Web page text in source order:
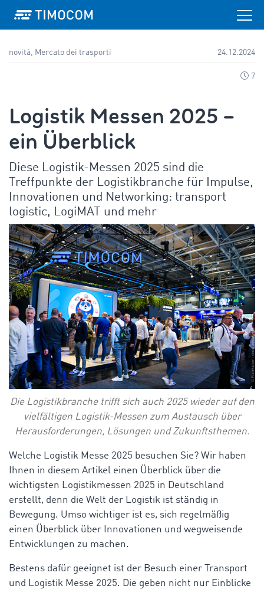
novità, Mercato dei trasporti 24.12.2024
7
Logistik Messen 2025 –
ein Überblick
Diese Logistik-Messen 2025 sind die
Treffpunkte der Logistikbranche für Impulse,
Innovationen und Networking: transport
logistic, LogiMAT und mehr
Die Logistikbranche trifft sich auch 2025 wieder auf den
vielfältigen Logistik-Messen zum Austausch über
Herausforderungen, Lösungen und Zukunftsthemen.
Welche Logistik Messe 2025 besuchen Sie? Wir haben
Ihnen in diesem Artikel einen Überblick über die
wichtigsten Logistikmessen 2025 in Deutschland
erstellt, denn die Welt der Logistik ist ständig in
Bewegung. Umso wichtiger ist es, sich regelmäßig
einen Überblick über Innovationen und wegweisende
Entwicklungen zu machen.
Bestens dafür geeignet ist der Besuch einer Transport
und Logistik Messe 2025. Die geben nicht nur Einblicke